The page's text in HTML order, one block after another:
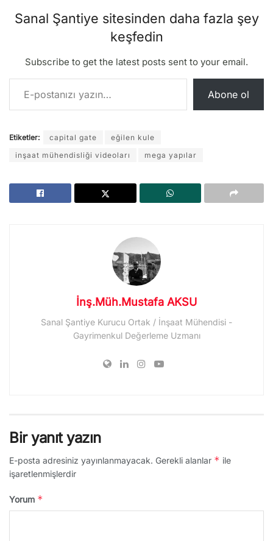
Sanal Şantiye sitesinden daha fazla şey
keşfedin
Subscribe to get the latest posts sent to your email.
E-postanızı yazın…
Abone ol
Etiketler: capital gate
eğilen kule
inşaat mühendisliği videoları
mega yapılar
İnş.Müh.Mustafa AKSU
Sanal Şantiye Kurucu Ortak / İnşaat Mühendisi -
Gayrimenkul Değerleme Uzmanı
Bir yanıt yazın
E-posta adresiniz yayınlanmayacak. Gerekli alanlar * ile
işaretlenmişlerdir
Yorum *